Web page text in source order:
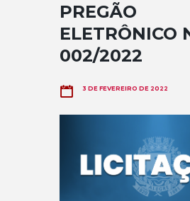
PREGÃO
ELETRÔNICO
002/2022
3 DE FEVEREIRO DE 2022